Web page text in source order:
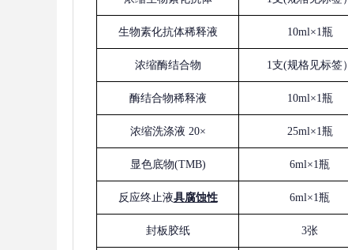
生物素化抗体稀释液 10ml×1瓶
浓缩酶结合物 1支(规格见标签）
酶结合物稀释液 10ml×1瓶
浓缩洗涤液 20× 25ml×1瓶
显色底物(TMB) 6ml×1瓶
反应终止液具腐蚀性 6ml×1瓶
封板胶纸 3张